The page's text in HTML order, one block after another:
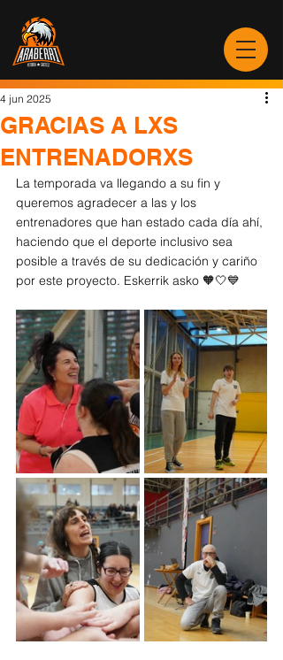
GRACIAS A LXS
ENTRENADORXS
4 jun 2025
La temporada va llegando a su fin y
queremos agradecer a las y los
entrenadores que han estado cada día ahí,
haciendo que el deporte inclusivo sea
posible a través de su dedicación y cariño
por este proyecto. Eskerrik asko 🧡🤍💙